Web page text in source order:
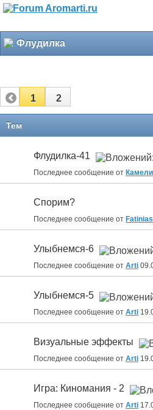
Флудилка
1 2
Тем
Флудилка-41
Последнее сообщение от
Спорим?
Последнее сообщение от
Улыбнемся-6
Последнее сообщение от Arti
Улыбнемся-5
Последнее сообщение от Arti
Визуальные эффекты
Последнее сообщение от Arti
Игра: Киномания - 2
Последнее сообщение от Arti